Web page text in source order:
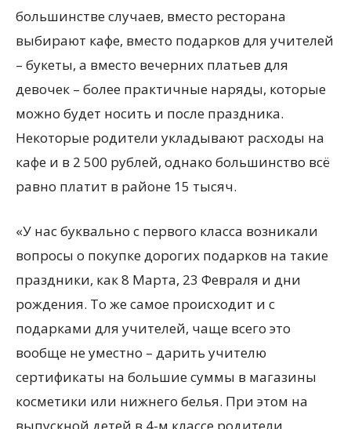
большинстве случаев, вместо ресторана
выбирают кафе, вместо подарков для учителей
– букеты, а вместо вечерних платьев для
девочек – более практичные наряды, которые
можно будет носить и после праздника.
Некоторые родители укладывают расходы на
кафе и в 2 500 рублей, однако большинство всё
равно платит в районе 15 тысяч.
«У нас буквально с первого класса возникали
вопросы о покупке дорогих подарков на такие
праздники, как 8 Марта, 23 Февраля и дни
рождения. То же самое происходит и с
подарками для учителей, чаще всего это
вообще не уместно – дарить учителю
сертификаты на большие суммы в магазины
косметики или нижнего белья. При этом на